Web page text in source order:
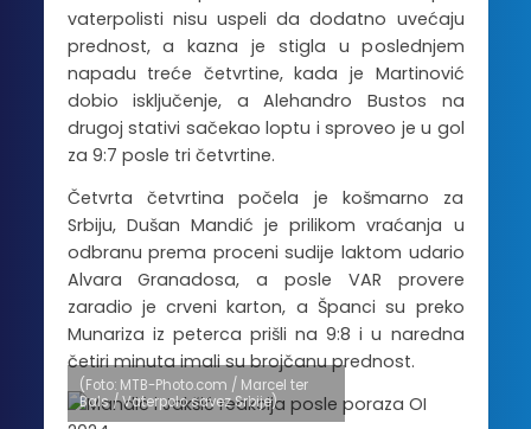
vaterpolisti nisu uspeli da dodatno uvećaju
prednost, a kazna je stigla u poslednjem
napadu treće četvrtine, kada je Martinović
dobio isključenje, a Alehandro Bustos na
drugoj stativi sačekao loptu i sproveo je u gol
za 9:7 posle tri četvrtine.
Četvrta četvrtina počela je košmarno za
Srbiju, Dušan Mandić je prilikom vraćanja u
odbranu prema proceni sudije laktom udario
Alvara Granadosa, a posle VAR provere
zaradio je crveni karton, a Španci su preko
Munariza iz peterca prišli na 9:8 i u naredna
četiri minuta imali su brojčanu prednost.
(Foto: MTB-Photo.com / Marcel ter
Bals / Vaterpolo savez Srbije)